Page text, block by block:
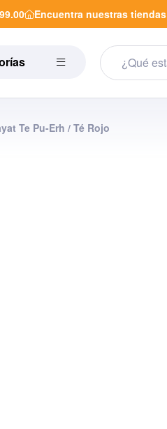
Encuentra nuestras tiendas
Te Pu-Erh / Té Rojo